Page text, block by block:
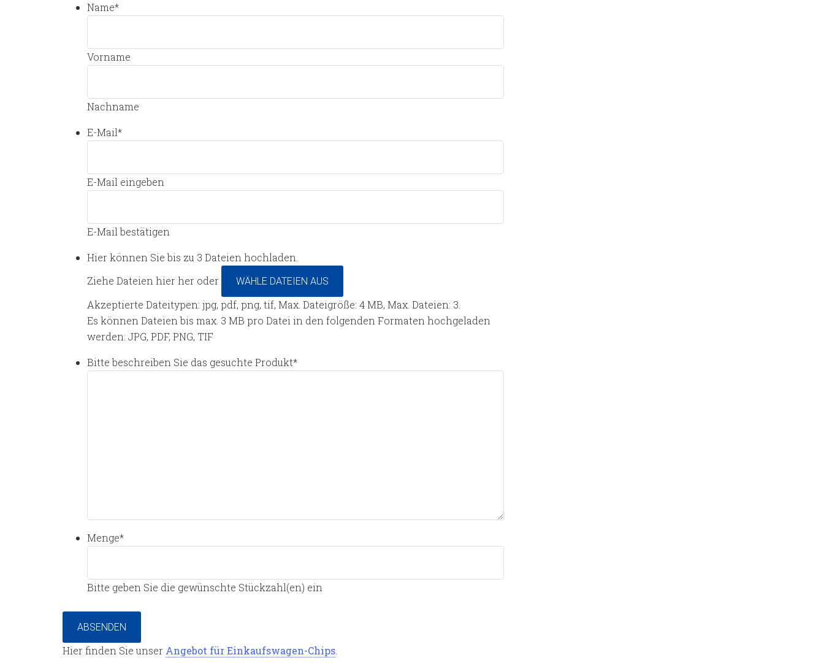
Name*
Vorname
Nachname
E-Mail*
E-Mail eingeben
E-Mail bestätigen
Hier können Sie bis zu 3 Dateien hochladen.
Ziehe Dateien hier her oder
WÄHLE DATEIEN AUS
Akzeptierte Dateitypen: jpg, pdf, png, tif, Max. Dateigröße: 4 MB, Max. Dateien: 3.
Es können Dateien bis max. 3 MB pro Datei in den folgenden Formaten hochgeladen
werden: JPG, PDF, PNG, TIF
Bitte beschreiben Sie das gesuchte Produkt*
Menge*
Bitte geben Sie die gewünschte Stückzahl(en) ein
ABSENDEN
Hier finden Sie unser Angebot für Einkaufswagen-Chips.